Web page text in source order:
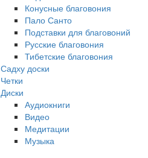
Конусные благовония
Пало Санто
Подставки для благовоний
Русские благовония
Тибетские благовония
Садху доски
Четки
Диски
Аудиокниги
Видео
Медитации
Музыка